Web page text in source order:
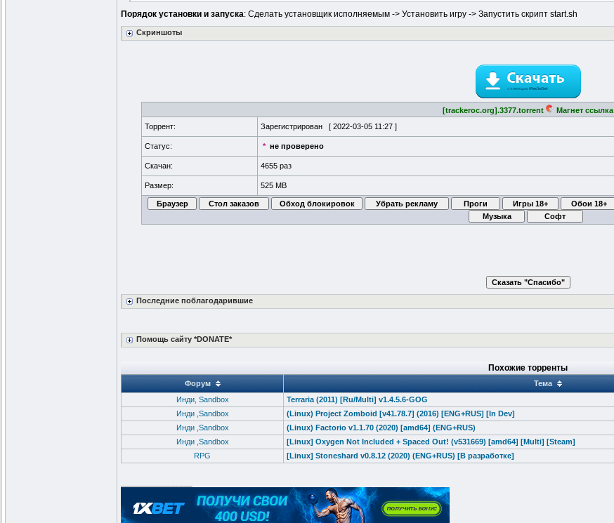
Порядок установки и запуска: Сделать установщик исполняемым -> Установить игру -> Запустить скрипт start.sh
Скриншоты
[trackeroc.org].3377.torrent
Магнет ссылка
Торрент:
Зарегистрирован [ 2022-03-05 11:27 ]
Статус: * не проверено
Скачан: 4655 раз
Размер: 525 MB
Последние поблагодарившие
Помощь сайту *DONATE*
Похожие торренты
Форум Тема
Инди, Sandbox
Terraria (2011) [Ru/Multi] v1.4.5.6-GOG
Инди ,Sandbox (Linux) Project Zomboid [v41.78.7] (2016) [ENG+RUS] [In Dev]
Инди ,Sandbox (Linux) Factorio v1.1.70 (2020) [amd64] (ENG+RUS)
Инди ,Sandbox [Linux] Oxygen Not Included + Spaced Out! (v531669) [amd64] [Multi] [Steam]
RPG [Linux] Stoneshard v0.8.12 (2020) (ENG+RUS) [В разработке]